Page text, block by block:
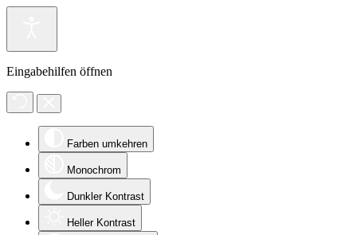
Eingabehilfen öffnen
Farben umkehren
Monochrom
Dunkler Kontrast
Heller Kontrast